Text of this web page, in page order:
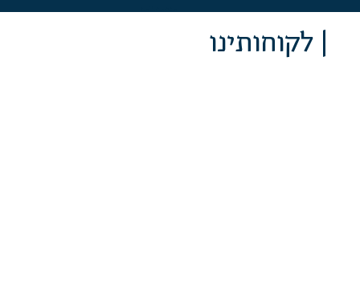
מנהלת
| לקוחותינו